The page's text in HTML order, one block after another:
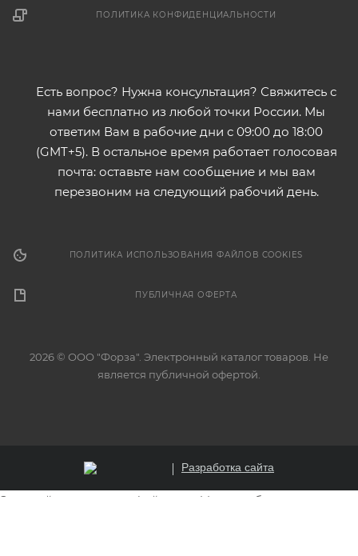
ПОЛИТИКА КОНФИДЕНЦИАЛЬНОСТИ
Есть вопрос? Нужна консультация? Свяжитесь с
нами бесплатно из любой точки России. Мы
ответим Вам в рабочие дни с 09:00 до 18:00
(GMT+5). В остальное время работает голосовая
почта: оставьте нам сообщение и мы вам
перезвоним на следующий рабочий день.
ПОЛИТИКА ИСПОЛЬЗОВАНИЯ ФАЙЛОВ COOKIES
ПУБЛИЧНАЯ ОФЕРТА
2026 © ООО "Форза". Электронный каталог товаров. Не
является публичной офертой.
Разработка сайта
Этот сайт использует файлы cookie для обеспечения